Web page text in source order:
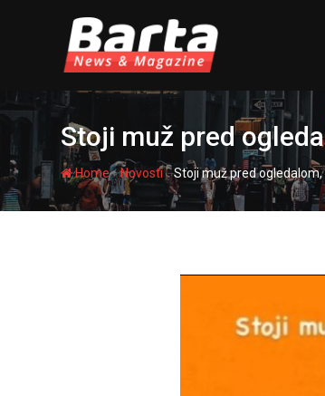
Stoji muž pred
Home-Novosti-Stoji muž pred ogledalom,